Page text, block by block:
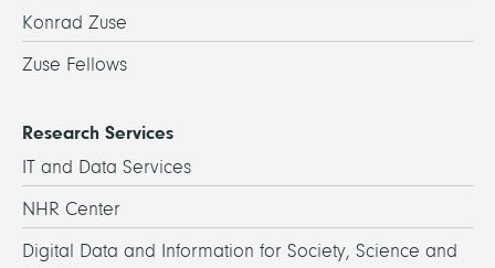
Konrad Zuse
Zuse Fellows
Research Services
IT and Data Services
NHR Center
Digital Data and Information for Society, Science and